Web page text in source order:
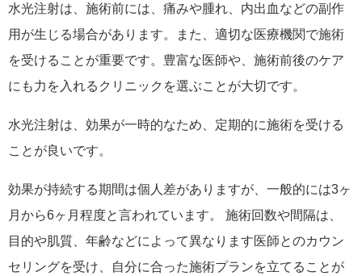
水光注射は、施術前には、痛みや腫れ、内出血などの副作
用が生じる場合があります。また、適切な医療機関で施術
を受けることが重要です。豊富な医師や、施術前後のケア
にも力を入れるクリニックを選ぶことが大切です。
水光注射は、効果が一時的なため、定期的に施術を受ける
ことが良いです。
効果が持続する期間は個人差がありますが、一般的には3ヶ
月から6ヶ月程度と言われています。 施術回数や間隔は、
目的や肌質、年齢などによって異なります医師とのカウン
セリングを受け、自分に合った施術プランを立てることが